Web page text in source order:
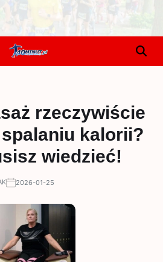
rzeczywiście
kalorii?
wiedzieć!
2026-01-25